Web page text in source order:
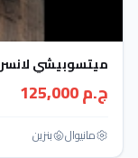
ميتسوبيشي لانسر 1991
ج.م 125,000
مانيوال بنزين